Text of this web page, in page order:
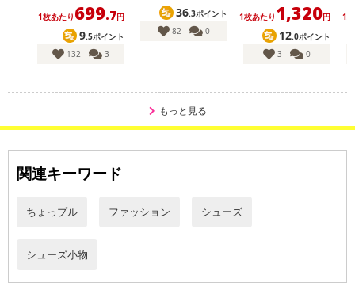
1枚あたり 699.7円
9.5ポイント
132
3
36.3ポイント
82
0
1枚あたり 1,320円
12.0ポイント
3
0
1
もっと見る
関連キーワード
ちょっプル ファッション シューズ
シューズ小物